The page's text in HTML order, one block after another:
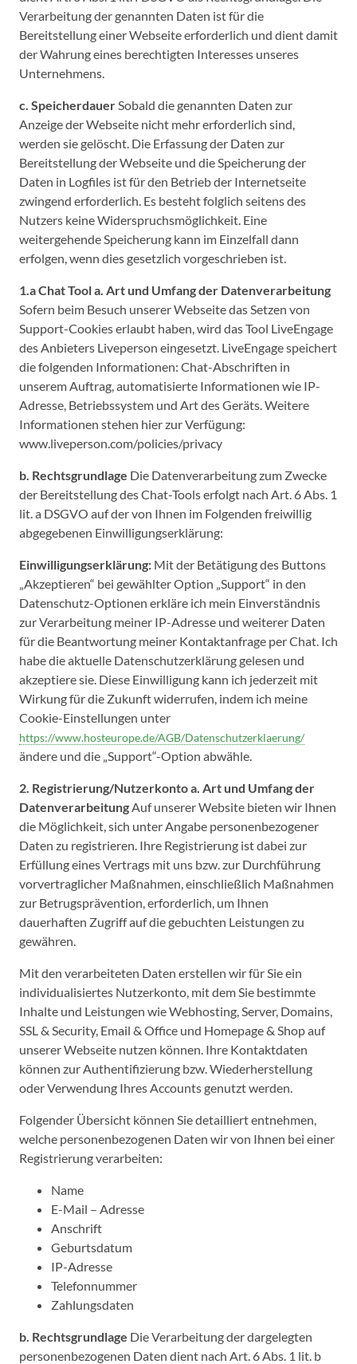
Verarbeitung der genannten Daten ist für die
Bereitstellung einer Webseite erforderlich und dient damit
der Wahrung eines berechtigten Interesses unseres
Unternehmens.
c. SpeicherdauerSobald die genannten Daten zur
Anzeige der Webseite nicht mehr erforderlich sind,
werden sie gelöscht. Die Erfassung der Daten zur
Bereitstellung der Webseite und die Speicherung der
Daten in Logfiles ist für den Betrieb der Internetseite
zwingend erforderlich. Es besteht folglich seitens des
Nutzers keine Widerspruchsmöglichkeit. Eine
weitergehende Speicherung kann im Einzelfall dann
erfolgen, wenn dies gesetzlich vorgeschrieben ist.
1.a Chat Toola. Art und Umfang der Datenverarbeitung
Sofern beim Besuch unserer Webseite das Setzen von
Support-Cookies erlaubt haben, wird das Tool LiveEngage
des Anbieters Liveperson eingesetzt. LiveEngage speichert
die folgenden Informationen: Chat-Abschriften in
unserem Auftrag, automatisierte Informationen wie IP-
Adresse, Betriebssystem und Art des Geräts. Weitere
Informationen stehen hier zur Verfügung:
www.liveperson.com/policies/privacy
b. Rechtsgrundlage Die Datenverarbeitung zum Zwecke
der Bereitstellung des Chat-Tools erfolgt nach Art. 6 Abs. 1
lit. a DSGVO auf der von Ihnen im Folgenden freiwillig
abgegebenen Einwilligungserklärung:
Einwilligungserklärung: Mit der Betätigung des Buttons
„Akzeptieren“ bei gewählter Option „Support“ in den
Datenschutz-Optionen erkläre ich mein Einverständnis
zur Verarbeitung meiner IP-Adresse und weiterer Daten
für die Beantwortung meiner Kontaktanfrage per Chat. Ich
habe die aktuelle Datenschutzerklärung gelesen und
akzeptiere sie. Diese Einwilligung kann ich jederzeit mit
Wirkung für die Zukunft widerrufen, indem ich meine
Cookie-Einstellungen unter
https://www.hosteurope.de/AGB/Datenschutzerklaerung/
ändere und die „Support“-Option abwähle.
2. Registrierung/Nutzerkontoa. Art und Umfang der
DatenverarbeitungAuf unserer Website bieten wir Ihnen
die Möglichkeit, sich unter Angabe personenbezogener
Daten zu registrieren. Ihre Registrierung ist dabei zur
Erfüllung eines Vertrags mit uns bzw. zur Durchführung
vorvertraglicher Maßnahmen, einschließlich Maßnahmen
zur Betrugsprävention, erforderlich, um Ihnen
dauerhaften Zugriff auf die gebuchten Leistungen zu
gewähren.
Mit den verarbeiteten Daten erstellen wir für Sie ein
individualisiertes Nutzerkonto, mit dem Sie bestimmte
Inhalte und Leistungen wie Webhosting, Server, Domains,
SSL & Security, Email & Office und Homepage & Shop auf
unserer Webseite nutzen können. Ihre Kontaktdaten
können zur Authentifizierung bzw. Wiederherstellung
oder Verwendung Ihres Accounts genutzt werden.
Folgender Übersicht können Sie detailliert entnehmen,
welche personenbezogenen Daten wir von Ihnen bei einer
Registrierung verarbeiten:
Name
E-Mail – Adresse
Anschrift
Geburtsdatum
IP-Adresse
Telefonnummer
Zahlungsdaten
b. Rechtsgrundlage Die Verarbeitung der dargelegten
personenbezogenen Daten dient nach Art. 6 Abs. 1 lit. b